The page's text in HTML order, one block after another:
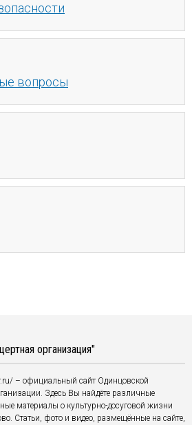
вопросы
организация"
– официальный сайт Одинцовской
Здесь Вы найдёте различные
материалы о культурно-досуговой жизни
Статьи, фото и видео, размещённые на сайте,